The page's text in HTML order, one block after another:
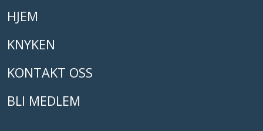
HJEM
KNYKEN
KONTAKT OSS
BLI MEDLEM